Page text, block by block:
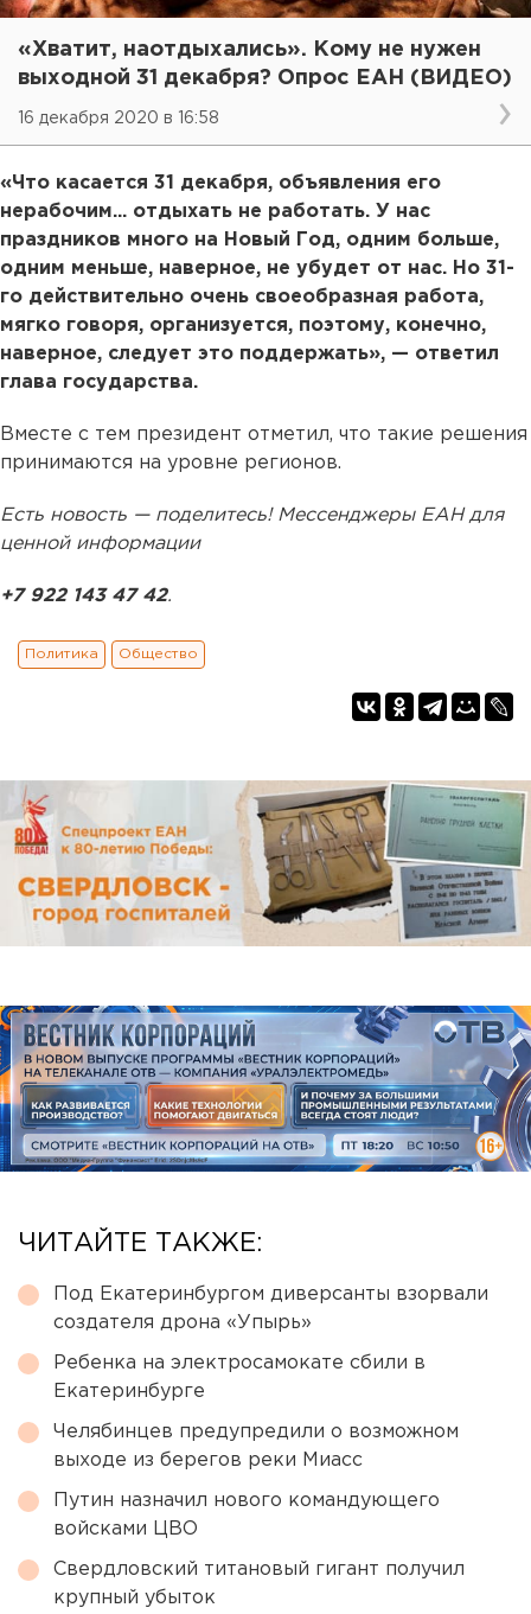
«Хватит, наотдыхались». Кому не нужен
выходной 31 декабря? Опрос ЕАН (ВИДЕО)
16 декабря 2020 в 16:58
«Что касается 31 декабря, объявления его
нерабочим... отдыхать не работать. У нас
праздников много на Новый Год, одним больше,
одним меньше, наверное, не убудет от нас. Но 31-
го действительно очень своеобразная работа,
мягко говоря, организуется, поэтому, конечно,
наверное, следует это поддержать», — ответил
глава государства.
Вместе с тем президент отметил, что такие решения
принимаются на уровне регионов.
Есть новость — поделитесь! Мессенджеры ЕАН для
ценной информации
+7 922 143 47 42.
Политика Общество
ЧИТАЙТЕ ТАКЖЕ:
Под Екатеринбургом диверсанты взорвали
создателя дрона «Упырь»
Ребенка на электросамокате сбили в
Екатеринбурге
Челябинцев предупредили о возможном
выходе из берегов реки Миасс
Путин назначил нового командующего
войсками ЦВО
Свердловский титановый гигант получил
крупный убыток